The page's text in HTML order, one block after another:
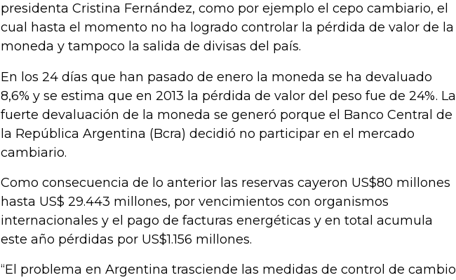
presidenta Cristina Fernández, como por ejemplo el cepo cambiario, el
cual hasta el momento no ha logrado controlar la pérdida de valor de la
moneda y tampoco la salida de divisas del país.
En los 24 días que han pasado de enero la moneda se ha devaluado
8,6% y se estima que en 2013 la pérdida de valor del peso fue de 24%. La
fuerte devaluación de la moneda se generó porque el Banco Central de
la República Argentina (Bcra) decidió no participar en el mercado
cambiario.
Como consecuencia de lo anterior las reservas cayeron US$80 millones
hasta US$ 29.443 millones, por vencimientos con organismos
internacionales y el pago de facturas energéticas y en total acumula
este año pérdidas por US$1.156 millones.
“El problema en Argentina trasciende las medidas de control de cambio